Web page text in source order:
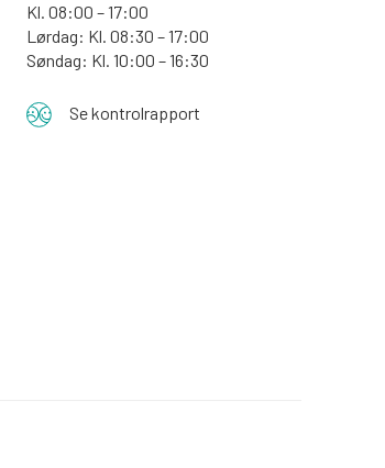
Kl. 08:00 – 17:00
Lørdag: Kl. 08:30 – 17:00
Søndag: Kl. 10:00 – 16:30
Se kontrolrapport